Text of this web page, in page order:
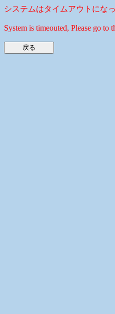
システムはタイムアウトにな
System is timeouted, Please go to